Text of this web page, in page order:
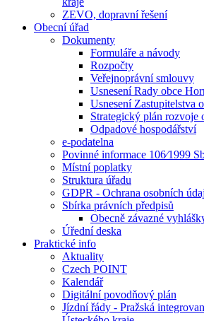
ZEVO, dopravní řešení
Obecní úřad
Dokumenty
Formuláře a návody
Rozpočty
Veřejnoprávní smlouvy
Usnesení Rady obce
Usnesení Zastupitelstva
Strategický plán rozvoje
Odpadové hospodářství
e-podatelna
Povinné informace 106⁄1999
Místní poplatky
Struktura úřadu
GDPR - Ochrana osobních
Sbírka právních předpisů
Obecně závazné
Úřední deska
Praktické info
Aktuality
Czech POINT
Kalendář
Digitální povodňový plán
Jízdní řády - Pražská